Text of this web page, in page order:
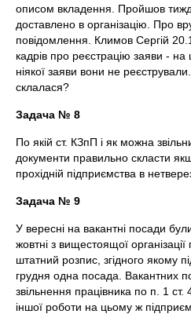
описом вкладення. Пройшов
доставлено в організацію. Про
повідомлення. Климов Сергій
кадрів про реєстрацію заяви -
ніякої заяви вони не
склалася?
Задача № 8
По якій ст. КЗпП і як можна
документи правильно скласти
прохідній підприємства в
Задача № 9
У вересні на вакантні посади
жовтні з вищестоящої
штатний розпис, згідного якому
грудня одна посада. Вакантних
звільнення працівника по п. 1
іншої роботи на цьому ж